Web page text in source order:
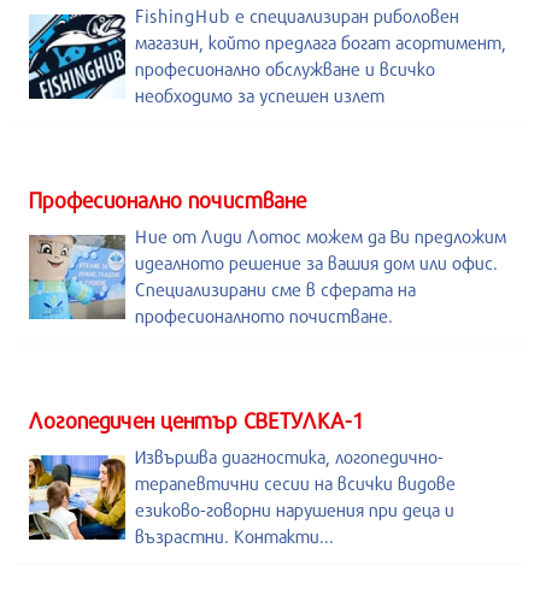
FishingHub е специализиран риболовен
магазин, който предлага богат асортимент,
професионално обслужване и всичко
необходимо за успешен излет
Професионално почистване
Ние от Лиди Лотос можем да Ви предложим
идеалното решение за вашия дом или офис.
Специализирани сме в сферата на
професионалното почистване.
Логопедичен център СВЕТУЛКА-1
Извършва диагностика, логопедично-
терапевтични сесии на всички видове
езиково-говорни нарушения при деца и
възрастни. Контакти...